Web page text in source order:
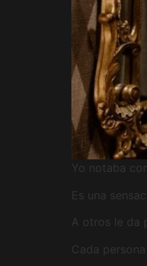
Yo notaba
Es una
A otros le da
Cada